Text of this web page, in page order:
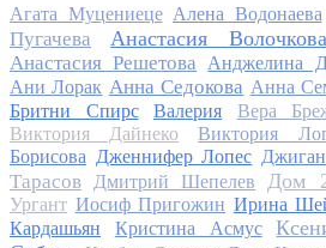
Агата Муцениеце Алена Водонаева
Пугачева
Анастасия Волочкова
Анастасия Решетова Анджелина
Ани Лорак Анна Седокова Анна
Бритни Спирс
Валерия Вера
Виктория Дайнеко Виктория
Борисова Дженнифер Лопес Джиган
Тарасов
Дмитрий Шепелев Дом
Ургант Иосиф Пригожин Ирина
Кардашьян
Кристина Асмус